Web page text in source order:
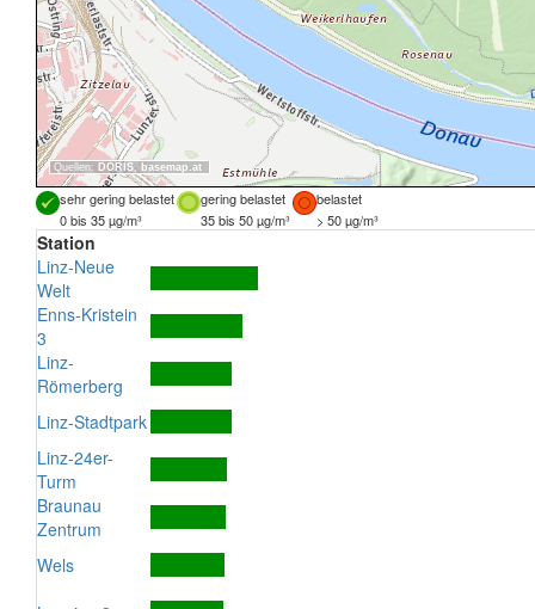
Quellen: DORIS, basemap.at
sehr gering belastet gering belastet
belastet
0 bis 35 µg/m³
35 bis 50 µg/m³ > 50 µg/m³
Station
Linz-Neue
Welt
Enns-Kristein
3
Linz-
Römerberg
Linz-Stadtpark
Linz-24er-
Turm
Braunau
Zentrum
Wels